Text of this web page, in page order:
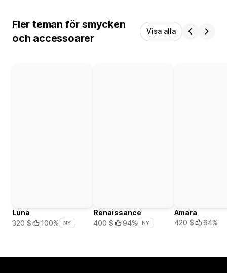
Fler teman för smycken
och accessoarer
Visa alla
Luna
320 $
100% NY
Renaissance
400 $
94% NY
Amara
420 $
94%